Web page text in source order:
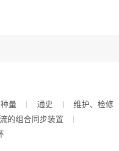
量 通史
维护、检修
的组合同步装置